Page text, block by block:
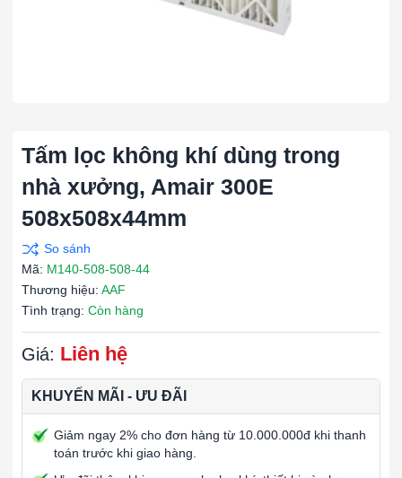
Tấm lọc không khí dùng trong
nhà xưởng, Amair 300E
508x508x44mm
Mã: M140-508-508-44
Thương hiệu: AAF
Tình trạng: Còn hàng
Giá: Liên hệ
KHUYẾN MÃI - ƯU ĐÃI
Giảm ngay 2% cho đơn hàng từ 10.000.000đ khi thanh
toán trước khi giao hàng.